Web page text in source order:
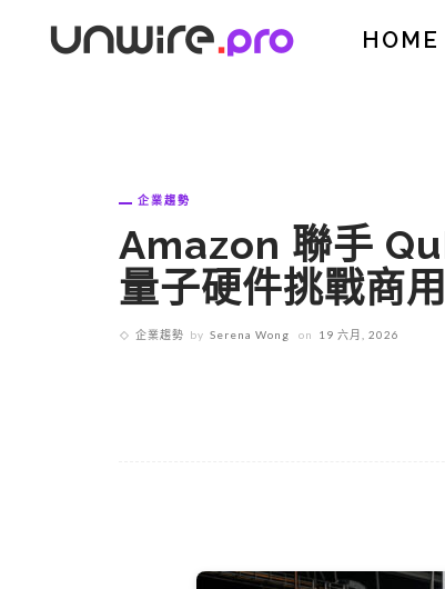
HOME
企業趨勢
Amazon 聯手
量子硬件挑戰商
企業趨勢 by Serena Wong on 19 六月, 2026